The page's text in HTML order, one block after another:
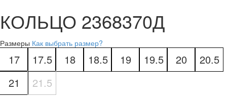
КОЛЬЦО 2368370Д
Размеры Как выбрать размер?
17 17.5 18 18.5 19 19.5 20
20.5
21
21.5